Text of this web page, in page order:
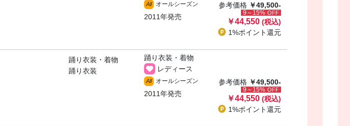
All オールシーズン
2011年発売
参考価格 ￥49,500-
9～15% OFF
￥44,550 (税込)
1%ポイント還元
踊り衣装・着物
踊り衣装
踊り衣装・着物
レディース
All オールシーズン
2011年発売
参考価格 ￥49,500-
9～15% OFF
￥44,550 (税込)
1%ポイント還元